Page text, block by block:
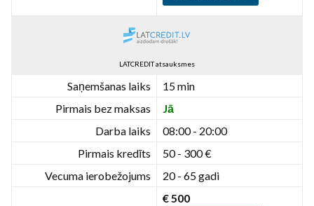
LATCREDIT atsauksmes
Saņemšanas laiks
15 min
Pirmais bez maksas
Jā
Darba laiks
08:00 - 20:00
Pirmais kredīts
50 - 300 €
Vecuma ierobežojums
20 - 65 gadi
€ 500